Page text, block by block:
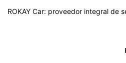
ROKAY Car: proveedor integral de